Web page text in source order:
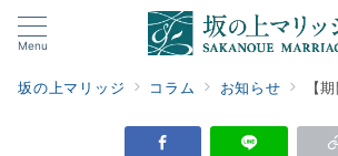
Menu
坂の上マリッジ コラム お知らせ 【期間